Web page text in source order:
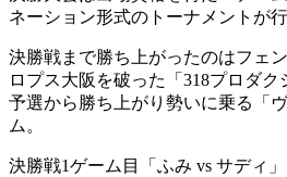
ネーション形式のトーナメントが行
決勝戦まで勝ち上がったのはフェ
ロプス大阪を破った「318プロダク
予選から勝ち上がり勢いに乗る「
ム。
決勝戦1ゲーム目「ふみ vs サディ